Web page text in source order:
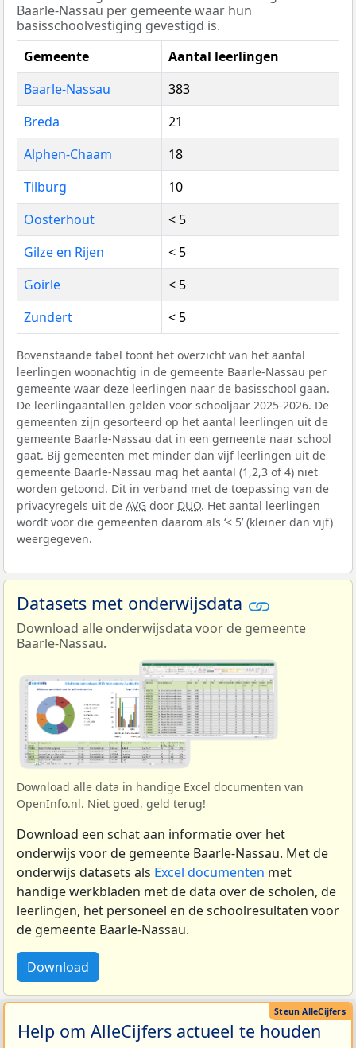
Baarle-Nassau per gemeente waar hun
basisschoolvestiging gevestigd is.
Gemeente
Aantal leerlingen
Baarle-Nassau
383
Breda
21
Alphen-Chaam
18
Tilburg
10
Oosterhout
< 5
Gilze en Rijen
< 5
Goirle
< 5
Zundert
< 5
Bovenstaande tabel toont het overzicht van het aantal
leerlingen woonachtig in de gemeente Baarle-Nassau per
gemeente waar deze leerlingen naar de basisschool gaan.
De leerlingaantallen gelden voor schooljaar 2025-2026. De
gemeenten zijn gesorteerd op het aantal leerlingen uit de
gemeente Baarle-Nassau dat in een gemeente naar school
gaat. Bij gemeenten met minder dan vijf leerlingen uit de
gemeente Baarle-Nassau mag het aantal (1,2,3 of 4) niet
worden getoond. Dit in verband met de toepassing van de
privacyregels uit de AVG door DUO. Het aantal leerlingen
wordt voor die gemeenten daarom als ‘< 5’ (kleiner dan vijf)
weergegeven.
Datasets met onderwijsdata
Download alle onderwijsdata voor de gemeente
Baarle-Nassau.
Download alle data in handige Excel documenten van
OpenInfo.nl. Niet goed, geld terug!
Download een schat aan informatie over het
onderwijs voor de gemeente Baarle-Nassau. Met de
onderwijs datasets als Excel documenten met
handige werkbladen met de data over de scholen, de
leerlingen, het personeel en de schoolresultaten voor
de gemeente Baarle-Nassau.
Download
Help om AlleCijfers actueel te houden